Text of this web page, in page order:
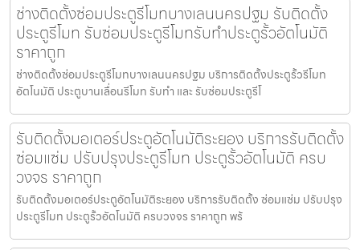
ช่างติดตั้งซ่อมประตูรีโมทบางเลนนครปฐม รับติดตั้ง
ประตูรีโมท รับซ่อมประตูรีโมทรับทำประตูรั้วอัตโนมัติ
ราคาถูก
ช่างติดตั้งซ่อมประตูรีโมทบางเลนนครปฐม บริการติดตั้งประตูรั้วรีโมท
อัตโนมัติ ประตูบานเลื่อนรีโมท รับทำ และ รับซ่อมประตูรีโ
รับติดตั้งมอเตอร์ประตูอัตโนมัติระยอง บริการรับติดตั้ง
ซ่อมแซ่ม ปรับปรุงประตูรีโมท ประตูรั้วอัตโนมัติ ครบ
วงจร ราคาถูก
รับติดตั้งมอเตอร์ประตูอัตโนมัติระยอง บริการรับติดตั้ง ซ่อมแซ่ม ปรับปรุง
ประตูรีโมท ประตูรั้วอัตโนมัติ ครบวงจร ราคาถูก พร้